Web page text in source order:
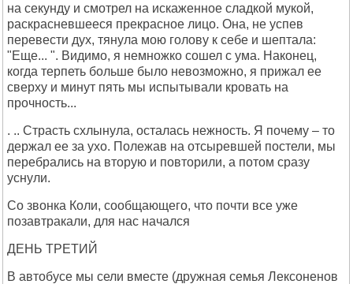
на секунду и смотрел на искаженное сладкой мукой,
раскрасневшееся прекрасное лицо. Она, не успев
перевести дух, тянула мою голову к себе и шептала:
"Еще... ". Видимо, я немножко сошел с ума. Наконец,
когда терпеть больше было невозможно, я прижал ее
сверху и минут пять мы испытывали кровать на
прочность...
. .. Страсть схлынула, осталась нежность. Я почему – то
держал ее за ухо. Полежав на отсыревшей постели, мы
перебрались на вторую и повторили, а потом сразу
уснули.
Со звонка Коли, сообщающего, что почти все уже
позавтракали, для нас начался
ДЕНЬ ТРЕТИЙ
В автобусе мы сели вместе (дружная семья Лексоненов